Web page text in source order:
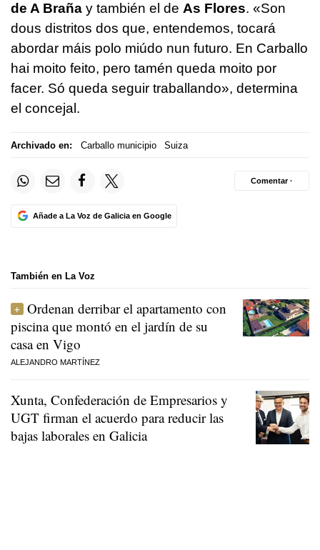
de A Braña y también el de As Flores. «Son
dous distritos dos que, entendemos, tocará
abordar máis polo miúdo nun futuro. En Carballo
hai moito feito, pero tamén queda moito por
facer. Só queda seguir traballando», determina
el concejal.
Archivado en: Carballo municipio Suiza
Añade a La Voz de Galicia en Google
Comentar ·
También en La Voz
Ordenan derribar el apartamento con
piscina que montó en el jardín de su
casa en Vigo
ALEJANDRO MARTÍNEZ
Xunta, Confederación de Empresarios y
UGT firman el acuerdo para reducir las
bajas laborales en Galicia